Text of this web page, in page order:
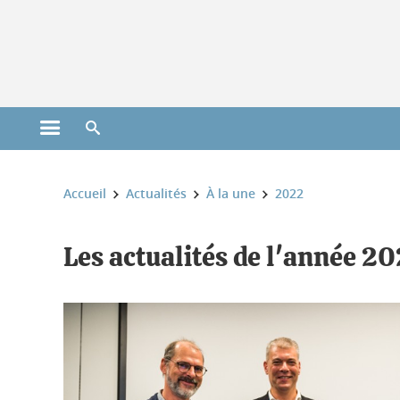
Ouvrir le menu principal
Vous êtes ici :
Accueil Actualités À la une 2022
Les actualités de l'année